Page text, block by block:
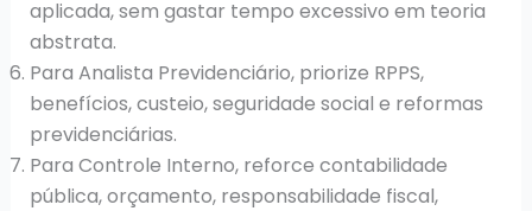
aplicada, sem gastar tempo excessivo em teoria
abstrata.
Para Analista Previdenciário, priorize RPPS,
benefícios, custeio, seguridade social e reformas
previdenciárias.
Para Controle Interno, reforce contabilidade
pública, orçamento, responsabilidade fiscal,